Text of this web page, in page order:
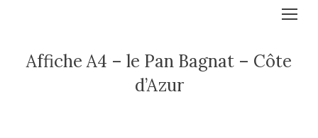
Affiche A4 – le Pan Bagnat – Côte
d’Azur